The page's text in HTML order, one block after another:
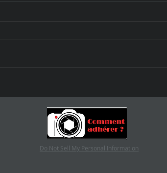
Do Not Sell My Personal Information